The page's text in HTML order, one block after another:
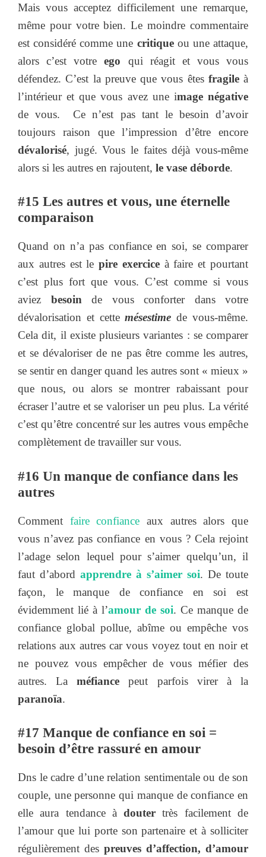
Mais vous acceptez difficilement une remarque,
même pour votre bien. Le moindre commentaire
est considéré comme une critique ou une attaque,
alors c’est votreego qui réagit et vous vous
défendez. C’est la preuve que vous êtes fragile à
l’intérieur et que vous avez une image négative
de vous. Ce n’est pas tant le besoin d’avoir
toujours raison que l’impression d’être encore
dévalorisé, jugé. Vous le faites déjà vous-même
alors si les autres en rajoutent, le vase déborde.
#15 Les autres et vous, une éternelle
comparaison
Quand on n’a pas confiance en soi, se comparer
aux autres est lepire exerciceà faire et pourtant
c’est plus fort que vous. C’est comme si vous
aviez besoin de vous conforter dans votre
dévalorisation et cettemésestimede vous-même.
Cela dit, il existe plusieurs variantes : se comparer
et se dévaloriser de ne pas être comme les autres,
se sentir en danger quand les autres sont « mieux »
que nous, ou alors se montrer rabaissant pour
écraser l’autre et se valoriser un peu plus. La vérité
c’est qu’être concentré sur les autres vous empêche
complètement de travailler sur vous.
#16 Un manque de confiance dans les
autres
Comment faire confiance aux autres alors que
vous n’avez pas confiance en vous ? Cela rejoint
l’adage selon lequel pour s’aimer quelqu’un, il
faut d’abord apprendre à s’aimer soi. De toute
façon, le manque de confiance en soi est
évidemment lié à l’amour de soi. Ce manque de
confiance global pollue, abîme ou empêche vos
relations aux autres car vous voyez tout en noir et
ne pouvez vous empêcher de vous méfier des
autres. Laméfiancepeut parfois virer à la
paranoïa.
#17 Manque de confiance en soi =
besoin d’être rassuré en amour
Dns le cadre d’une relation sentimentale ou de son
couple, une personne qui manque de confiance en
elle aura tendance àdoutertrès facilement de
l’amour que lui porte son partenaire et à solliciter
régulièrement des preuves d’affection, d’amour